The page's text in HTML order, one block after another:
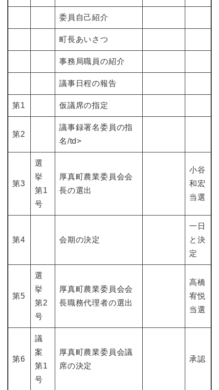
委員自己紹介
町長あいさつ
事務局職員の紹介
議事日程の報告
第1 仮議席の指定
第2
議事録署名委員の指
名/td>
第3
選
挙
第1
号
厚真町農業委員会会
長の選出
小谷
和宏
当選
第4 会期の決定
一日
と決
定
第5
選
挙
第2
号
厚真町農業委員会会
長職務代理者の選出
高橋
宥悦
当選
第6
議
案
第1
号
厚真町農業委員会議
席の決定
承認